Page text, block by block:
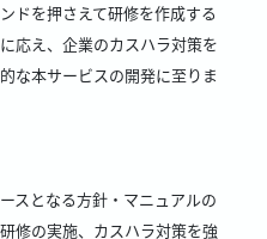
ドを押さえて研修を作成する
応え、企業のカスハラ対策を
な本サービスの開発に至りま
スとなる方針・マニュアルの
修の実施、カスハラ対策を強